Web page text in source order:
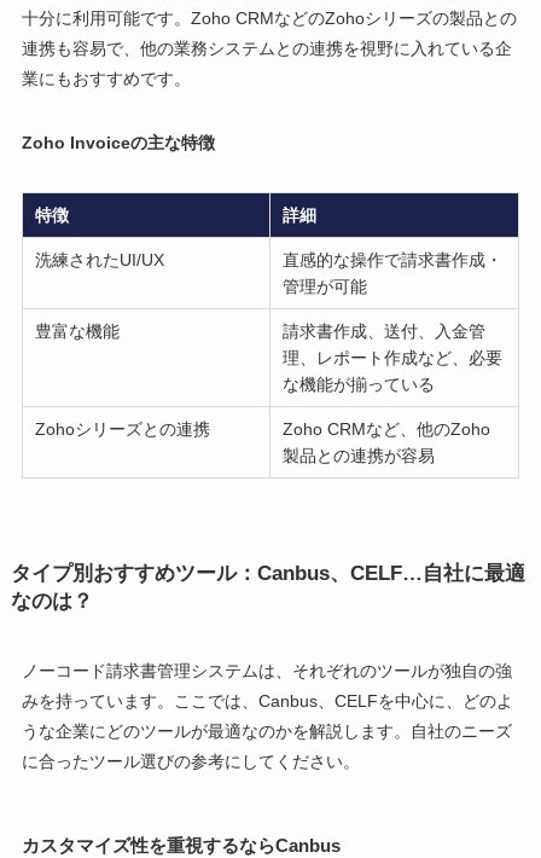
十分に利用可能です。Zoho CRMなどのZohoシリーズの製品との
連携も容易で、他の業務システムとの連携を視野に入れている企
業にもおすすめです。
Zoho Invoiceの主な特徴
特徴 詳細
洗練されたUI/UX
直感的な操作で請求書作成・
管理が可能
豊富な機能
請求書作成、送付、入金管
理、レポート作成など、必要
な機能が揃っている
Zohoシリーズとの連携
Zoho CRMなど、他のZoho
製品との連携が容易
タイプ別おすすめツール：Canbus、CELF…自社に最適
なのは？
ノーコード請求書管理システムは、それぞれのツールが独自の強
みを持っています。ここでは、Canbus、CELFを中心に、どのよ
うな企業にどのツールが最適なのかを解説します。自社のニーズ
に合ったツール選びの参考にしてください。
カスタマイズ性を重視するならCanbus